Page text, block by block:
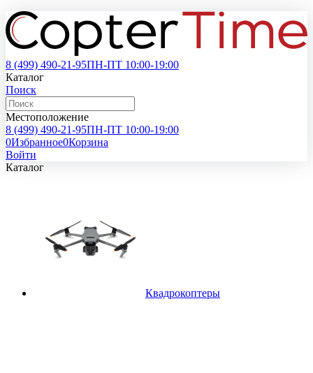
8 (499) 490-21-95ПН-ПТ 10:00-19:00
Каталог
Поиск
Местоположение
8 (499) 490-21-95ПН-ПТ 10:00-19:00
0Избранное0Корзина
Войти
Каталог
Квадрокоптеры